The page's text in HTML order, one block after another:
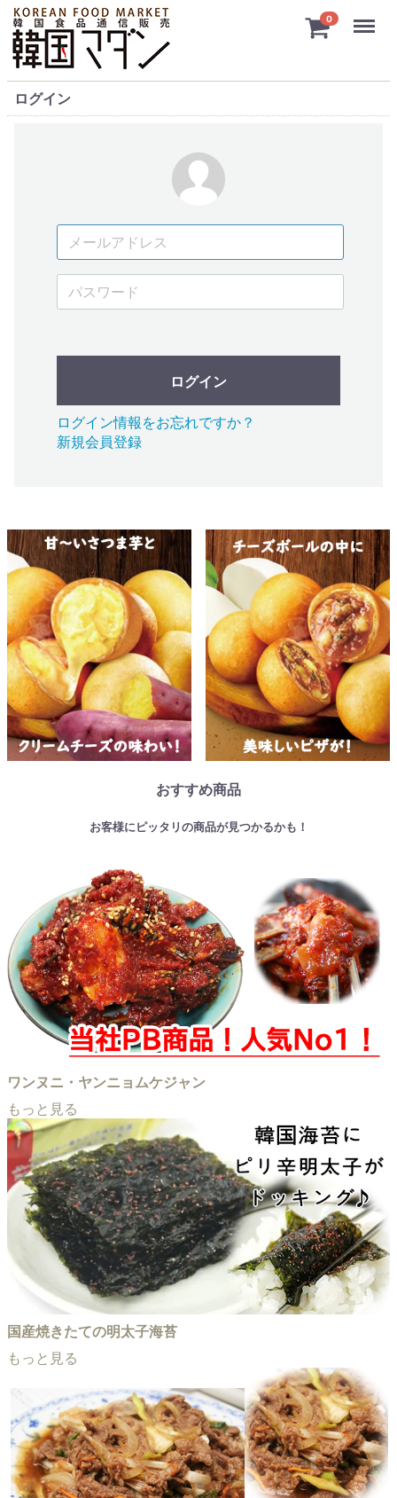
0 Menu
ログイン
ログイン
ログイン情報をお忘れですか？
新規会員登録
おすすめ商品
お客様にピッタリの商品が見つかるかも！
ワンヌニ・ヤンニョムケジャン
もっと見る
国産焼きたての明太子海苔
もっと見る